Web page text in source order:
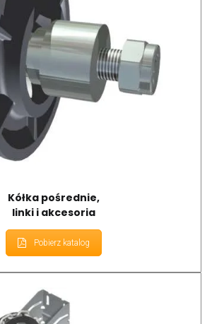
Kółka pośrednie,
linki i akcesoria
Pobierz katalog